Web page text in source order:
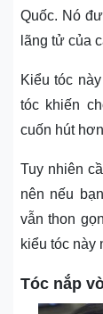
Quốc. Nó
lãng tử của
Kiểu tóc
tóc khiến
cuốn hút
Tuy nhiên
nên nếu
vẫn thon
kiểu tóc này
Tóc nắp